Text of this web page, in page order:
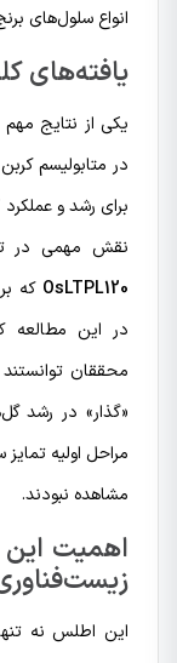
انواع سلول‌های
یافته‌های
یکی از نتایج
در متابولیسم
برای رشد و
نقش مهمی در
OsLTPL120 که
در این مطالعه
محققان
«گذار» در رشد
مراحل اولیه
مشاهده نبودند.
اهمیت این
این اطلس نه